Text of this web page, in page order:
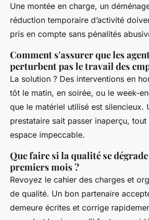
Une montée en charge, un
réduction temporaire d’activité
pris en compte sans pénalités
Comment s'assurer que les
perturbent pas le travail des
La solution ? Des interventions en
tôt le matin, en soirée, ou le week-
que le matériel utilisé est silencieux.
prestataire sait passer inaperçu, tout
espace impeccable.
Que faire si la qualité se
premiers mois ?
Revoyez le cahier des charges et
de qualité. Un bon partenaire
demeure écrites et corrige